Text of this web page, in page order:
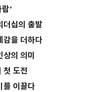
’
더십의 출발
감을 더하다
의 의미
첫 도전
를 이끌다